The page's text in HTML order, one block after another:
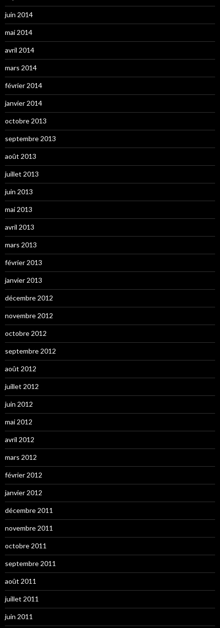
juin 2014
mai 2014
avril 2014
mars 2014
février 2014
janvier 2014
octobre 2013
septembre 2013
août 2013
juillet 2013
juin 2013
mai 2013
avril 2013
mars 2013
février 2013
janvier 2013
décembre 2012
novembre 2012
octobre 2012
septembre 2012
août 2012
juillet 2012
juin 2012
mai 2012
avril 2012
mars 2012
février 2012
janvier 2012
décembre 2011
novembre 2011
octobre 2011
septembre 2011
août 2011
juillet 2011
juin 2011